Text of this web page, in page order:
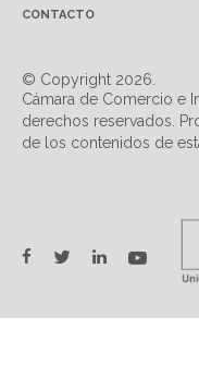
CONTACTO
facebook
twitterlinkedin
© Copyright 2026.
Cámara de Comercio e
derechos reservados.
de los contenidos de